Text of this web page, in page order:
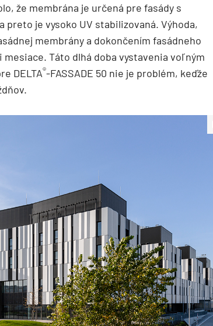
že membrána je určená pre fasády s
je vysoko UV stabilizovaná. Výhoda,
membrány a dokončením fasádneho
Táto dlhá doba vystavenia voľným
DELTA®-FASSADE 50 nie je problém, keďže